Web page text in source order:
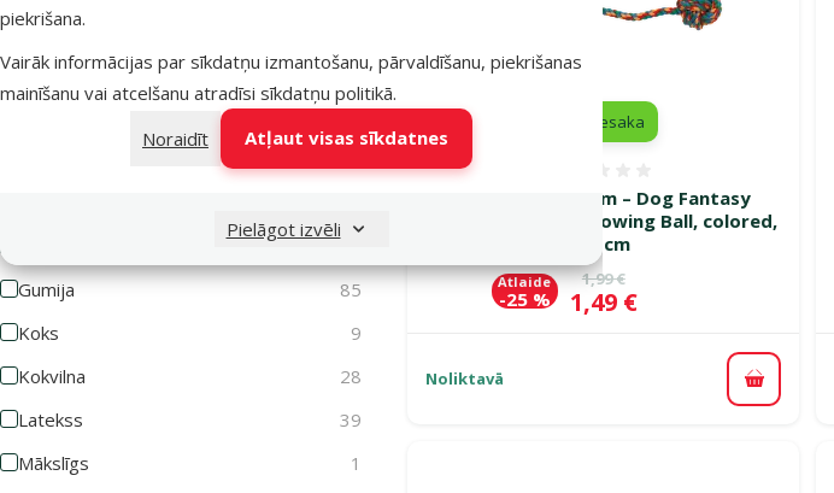
piekrišana.
Vairāk informācijas par sīkdatņu izmantošanu, pārvaldīšanu, piekrišanas
mainīšanu vai atcelšanu atradīsi sīkdatņu politikā.
Noraidīt
Atļaut visas sīkdatnes
Pielāgot izvēli
Audums
Bambusa šķiedras
6
2
Gumija
85
Koks
9
Kokvilna
28
Latekss
39
Mākslīgs
1
Rotaļlieta suņiem – Dog Fantasy
Good's Cotton Throwing Ball, colored,
35 cm
Oriģinālā cena
1,99 €
Cena
1,49 €
Atlaide
-25 %
iesaka
Noliktavā